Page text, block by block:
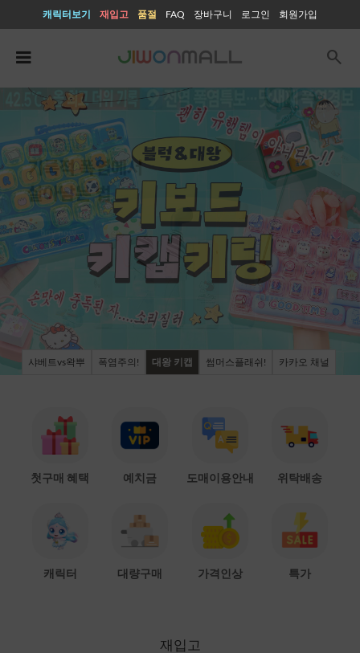
캐릭터보기 재입고 품절 FAQ 장바구니 로그인 회원가입
search
샤베트vs왁뿌 폭염주의! 대왕 키캡 썸머스플래쉬! 카카오 채널
첫구매 혜택 예치금 도매이용안내 위탁배송
캐릭터 대량구매 가격인상 특가
재입고